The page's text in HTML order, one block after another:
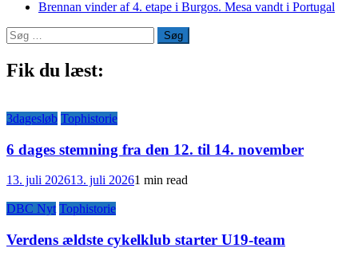
Brennan vinder af 4. etape i Burgos. Mesa vandt i Portugal
Søg
efter:
Fik du læst:
3dagesløb Tophistorie
6 dages stemning fra den 12. til 14. november
13. juli 202613. juli 20261 min read
DBC Nyt Tophistorie
Verdens ældste cykelklub starter U19-team